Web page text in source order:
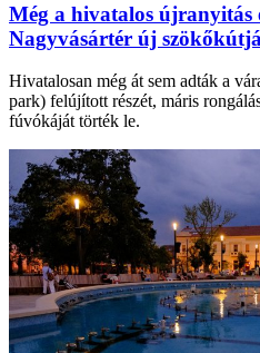
Még a hivatalos újranyitás
Nagyvásártér új
Hivatalosan még át sem adták a
park) felújított részét, máris
fúvókáját törték le.